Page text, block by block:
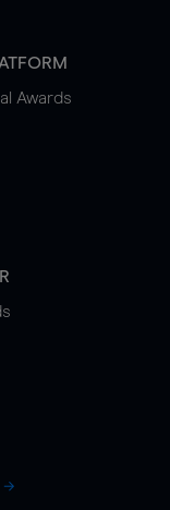
Awards